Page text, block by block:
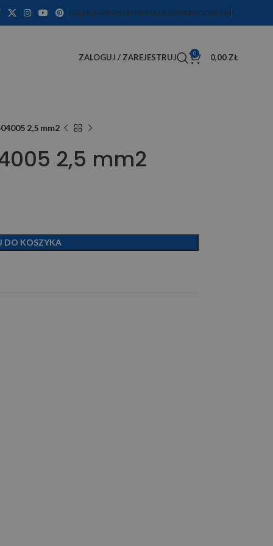
GALERIA WASZYCH MERCEDESÓWDEKODER VIN
ZALOGUJ / ZAREJESTRUJ 0 0,00 ZŁ
2,5 mm2
2,5 mm2
DO KOSZYKA